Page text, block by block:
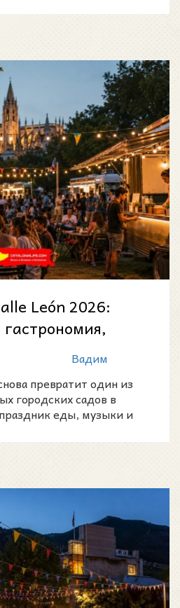
León 2026:
атмосфера
Леона
Вадим
превратит один из
городских садов в
еды, музыки и